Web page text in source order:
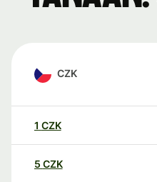
CZK
1 CZK
5 CZK